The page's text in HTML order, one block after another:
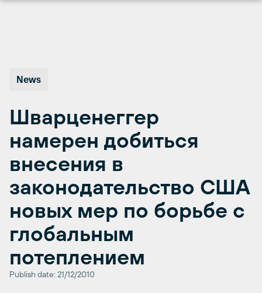
News
Шварценеггер
намерен добиться
внесения в
законодательство США
новых мер по борьбе с
глобальным
потеплением
Publish date: 21/12/2010